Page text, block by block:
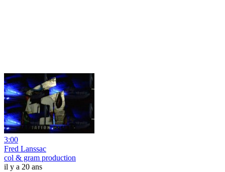
3:00
Fred Lanssac
col & gram production
il y a 20 ans